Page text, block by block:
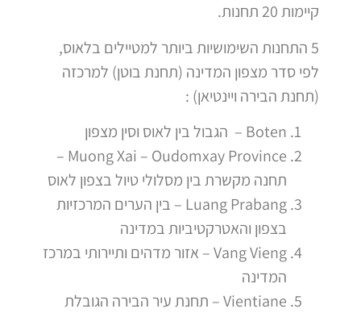
קיימות 20 תחנות.
5 התחנות השימושיות ביותר למטיילים בלאוס,
לפי סדר מצפון המדינה (תחנת בוטן) למרכזה
(תחנת הבירה ויינטיאן) :
Boten – הגבול בין לאוס וסין מצפון
Muong Xai – Oudomxay Province –
תחנה מקשרת בין מסלולי טיול בצפון לאוס
Luang Prabang – בין הערים המרכזיות
בצפון והאטרקטיביות במדינה
Vang Vieng – אזור מדהים ותיירותי במרכז
המדינה
Vientiane – תחנת עיר הבירה הגובלת